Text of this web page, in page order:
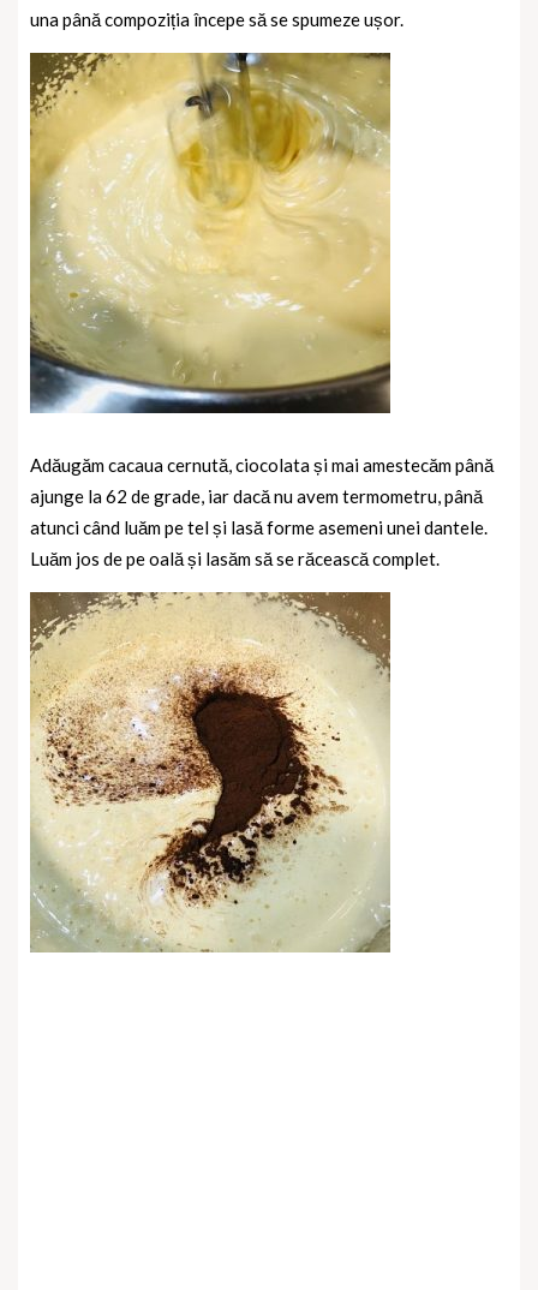
una până compoziția începe să se spumeze ușor.
Adăugăm cacaua cernută, ciocolata și mai amestecăm până
ajunge la 62 de grade, iar dacă nu avem termometru, până
atunci când luăm pe tel și lasă forme asemeni unei dantele.
Luăm jos de pe oală și lasăm să se răcească complet.